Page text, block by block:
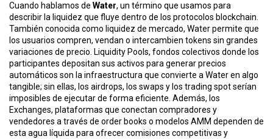
d
e
N
a
e
g
i
Cuando hablamos de Water, un término que usamos para
describir la liquidez que fluye dentro de los protocolos blockchain
También conocida como liquidez de mercado, Water permite que
los usuarios compren, vendan o intercambien tokens sin grandes
variaciones de precio. Liquidity Pools, fondos colectivos donde los
participantes depositan sus activos para generar precios
automáticos son la infraestructura que convierte a Water en algo
tangible; sin ellas, los airdrops, los swaps y los trading spot serían
imposibles de ejecutar de forma eficiente. Además, los
Exchanges, plataformas que conectan compradores y
vendedores a través de order books o modelos AMM dependen de
esta agua líquida para ofrecer comisiones competitivas y